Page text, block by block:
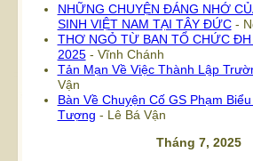
NHỮNG CHUYỆN ĐÁNG NHỚ
SINH VIỆT NAM TẠI TÂY ĐỨC-
THƠ NGỎ TỪ BAN TỔ CHỨC ĐH
2025- Vĩnh Chánh
Tản Mạn Về Việc Thành Lập
Vận
Bàn Về Chuyện Cố GS Phạm
Tượng - Lê Bá Vận
Tháng 7, 2025